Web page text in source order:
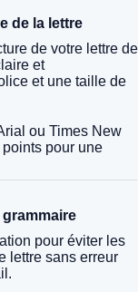
de la lettre
de votre lettre de
et
et une taille de
ou Times New
pour une
grammaire
pour éviter les
lettre sans erreur